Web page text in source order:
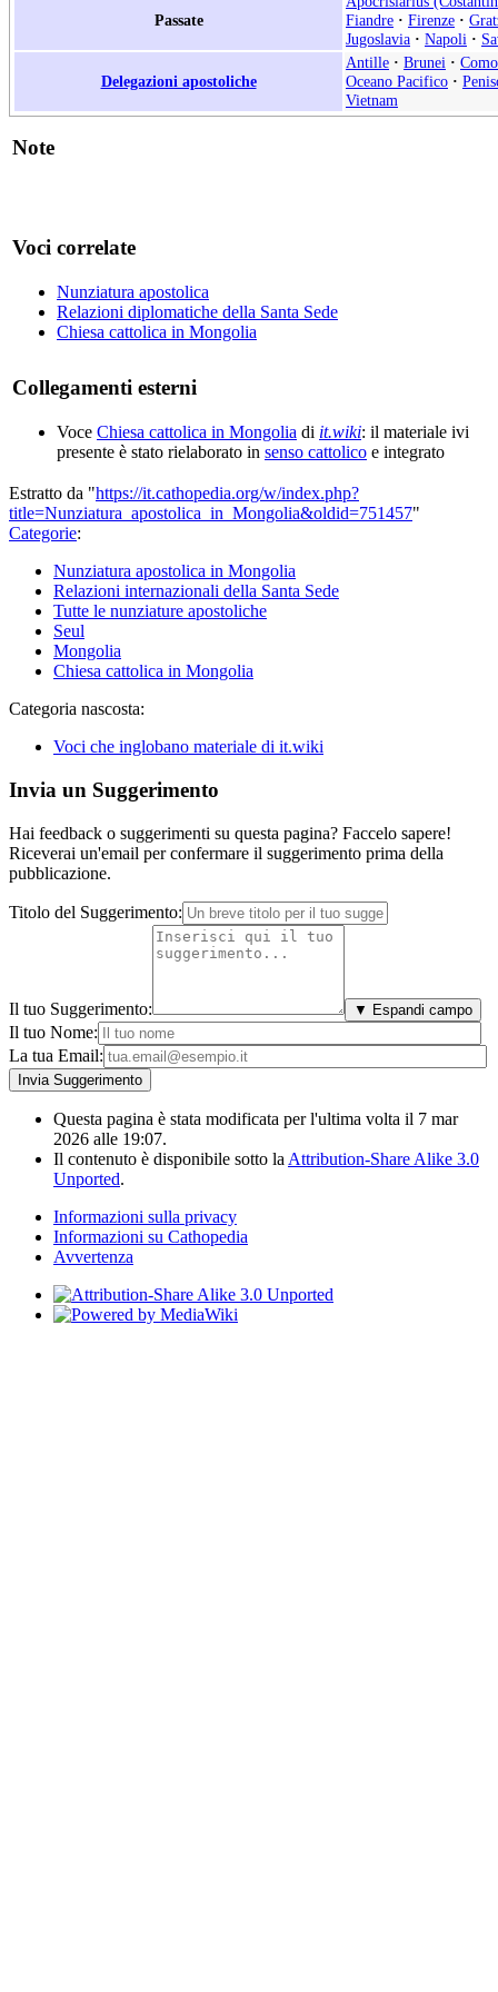
Passate
Fiandre · Firenze ·
Jugoslavia · Napoli ·
Delegazioni apostoliche
Antille · Brunei ·
Oceano Pacifico ·
Vietnam
Note
Voci correlate
Nunziatura apostolica
Relazioni diplomatiche della Santa Sede
Chiesa cattolica in Mongolia
Collegamenti esterni
Voce Chiesa cattolica in Mongolia di it.wiki: il materiale ivi
presente è stato rielaborato in senso cattolico e integrato
Estratto da "https://it.cathopedia.org/w/index.php?
title=Nunziatura_apostolica_in_Mongolia&oldid=751457"
Categorie:
Nunziatura apostolica in Mongolia
Relazioni internazionali della Santa Sede
Tutte le nunziature apostoliche
Seul
Mongolia
Chiesa cattolica in Mongolia
Categoria nascosta:
Voci che inglobano materiale di it.wiki
Invia un Suggerimento
Hai feedback o suggerimenti su questa pagina? Faccelo sapere!
Riceverai un'email per confermare il suggerimento prima della
pubblicazione.
Titolo del Suggerimento:
Il tuo Suggerimento: ▼ Espandi campo
Il tuo Nome:
La tua Email:
Questa pagina è stata modificata per l'ultima volta il 7 mar
2026 alle 19:07.
Il contenuto è disponibile sotto la Attribution-Share Alike 3.0
Unported.
Informazioni sulla privacy
Informazioni su Cathopedia
Avvertenza